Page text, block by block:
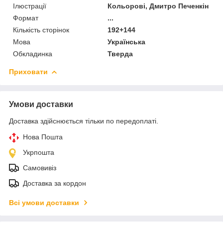
Ілюстрації
Кольорові, Дмитро Печенкін
Формат
...
Кількість сторінок
192+144
Мова
Українська
Обкладинка
Тверда
Приховати
Умови доставки
Доставка здійснюється тільки по передоплаті.
Нова Пошта
Укрпошта
Самовивіз
Доставка за кордон
Всі умови доставки